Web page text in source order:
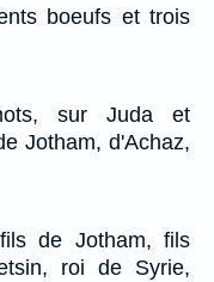
boeufs et trois
sur Juda et
Jotham, d'Achaz,
de Jotham, fils
roi de Syrie,